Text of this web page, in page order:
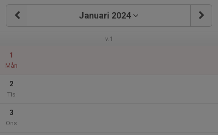
Januari 2024
v.1
1
Mån
2
Tis
3
Ons